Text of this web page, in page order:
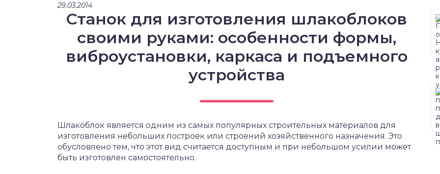
29.03.2014
Станок для изготовления шлакоблоков
своими руками: особенности формы,
виброустановки, каркаса и подъемного
устройства
Шлакоблок является одним из самых популярных строительных материалов для
изготовления небольших построек или строений хозяйственного назначения. Это
обусловлено тем, что этот вид считается доступным и при небольшом усилии может
быть изготовлен самостоятельно.